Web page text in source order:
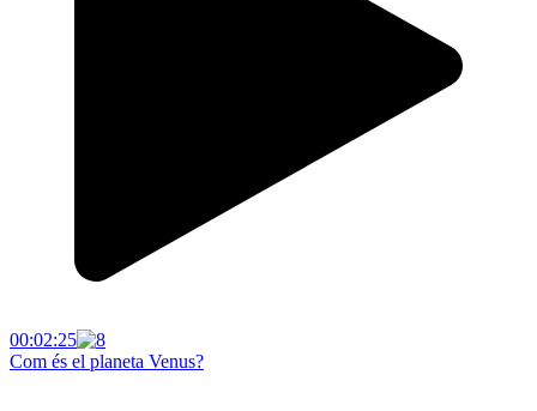
00:02:25
Com és el planeta Venus?